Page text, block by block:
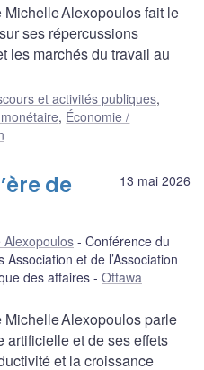
Michelle Alexopoulos fait le
ses répercussions
les marchés du travail au
et activités publiques,
, Économie /
13 mai 2026
de
Alexopoulos
Conférence du
et de l’Association
des affaires
Ottawa
Alexopoulos parle
artificielle et de ses effets
et la croissance